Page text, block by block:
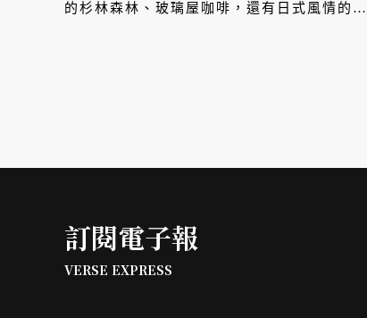
的杉林森林、玻璃屋咖啡，還有日式風情的小
訂閱電子報
VERSE EXPRESS